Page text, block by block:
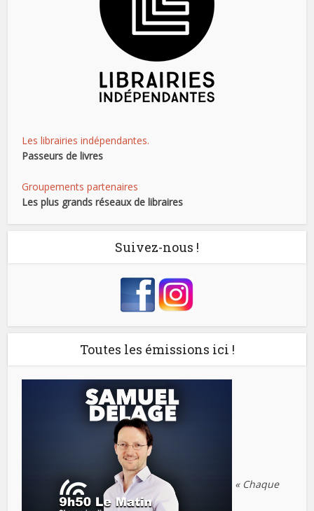
Les librairies indépendantes.
Passeurs de livres
Groupements partenaires
Les plus grands réseaux de libraires
Suivez-nous !
Toutes les émissions ici !
« Chaque